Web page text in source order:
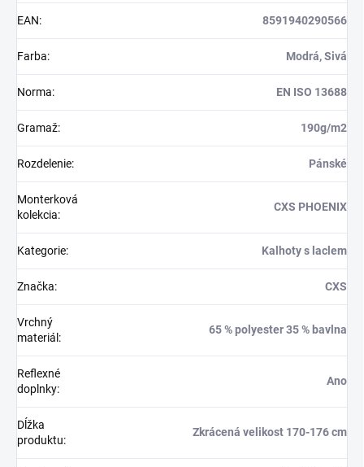
EAN: 8591940290566
Farba: Modrá, Sivá
Norma: EN ISO 13688
Gramaž: 190g/m2
Rozdelenie: Pánské
Monterková
kolekcia:
CXS PHOENIX
Kategorie: Kalhoty s laclem
Značka: CXS
Vrchný
materiál :
65 % polyester 35 % bavlna
Reflexné
doplnky:
Ano
Dĺžka
produktu:
Zkrácená velikost 170-176 cm